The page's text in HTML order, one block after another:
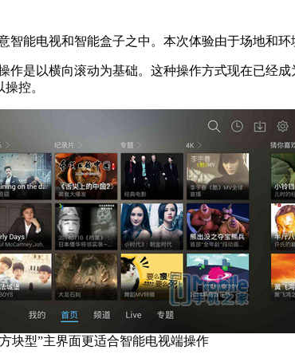
能电视和智能盒子之中。本次体验由于场地和环
是以横向滚动为基础。这种操作方式现在已经
控。
块型”主界面更适合智能电视端操作